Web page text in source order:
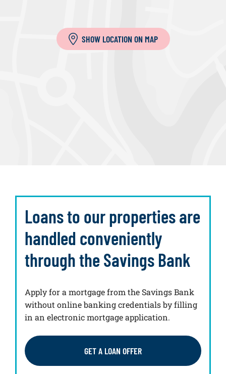
SHOW LOCATION ON MAP
Loans to our properties are
handled conveniently
through the Savings Bank
Apply for a mortgage from the Savings Bank
without online banking credentials by filling
in an electronic mortgage application.
GET A LOAN OFFER